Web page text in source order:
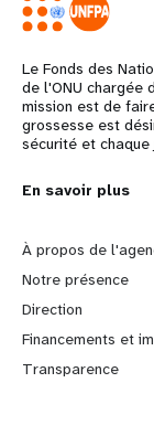
Le Fonds des
de l'ONU chargée
mission est de
grossesse est
sécurité et
L
e
a
r
n
En savoir plus
À propos de
Notre présence
Direction
Financements et
Transparence